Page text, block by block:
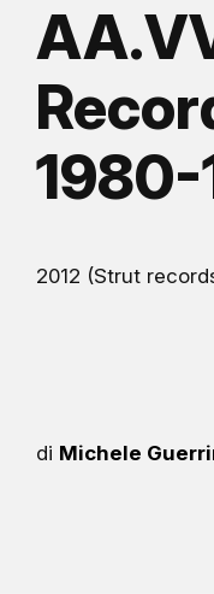
1980-
2012 (Strut
di Michele